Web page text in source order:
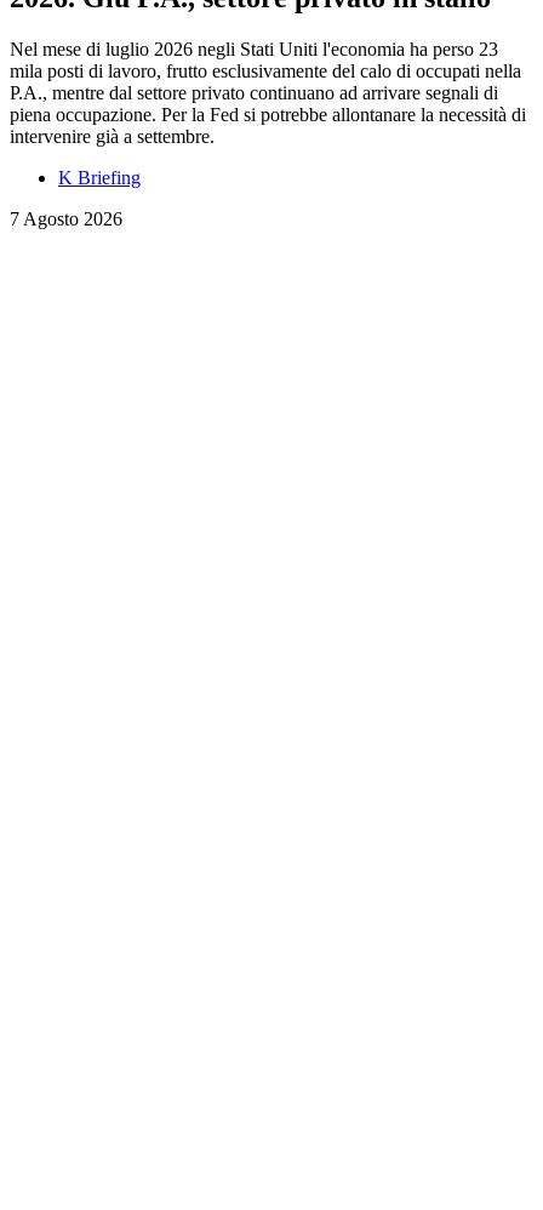
Nel mese di luglio 2026 negli Stati Uniti l'economia ha perso 23
mila posti di lavoro, frutto esclusivamente del calo di occupati nella
P.A., mentre dal settore privato continuano ad arrivare segnali di
piena occupazione. Per la Fed si potrebbe allontanare la necessità di
intervenire già a settembre.
K Briefing
7 Agosto 2026